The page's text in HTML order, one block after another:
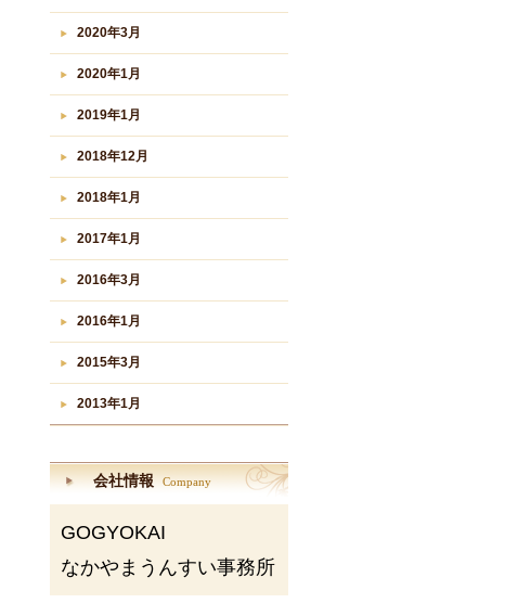
2020年3月
2020年1月
2019年1月
2018年12月
2018年1月
2017年1月
2016年3月
2016年1月
2015年3月
2013年1月
会社情報 Company
GOGYOKAI
なかやまうんすい事務所